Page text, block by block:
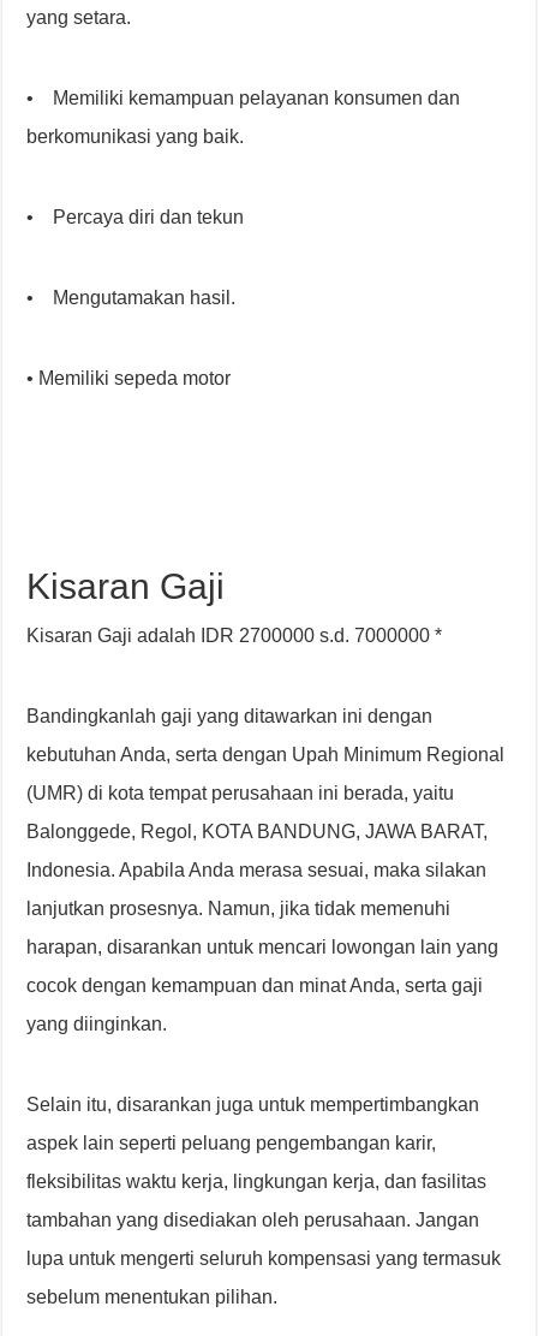
yang setara.
• Memiliki kemampuan pelayanan konsumen dan
berkomunikasi yang baik.
• Percaya diri dan tekun
• Mengutamakan hasil.
• Memiliki sepeda motor
Kisaran Gaji
Kisaran Gaji adalah IDR 2700000 s.d. 7000000 *
Bandingkanlah gaji yang ditawarkan ini dengan
kebutuhan Anda, serta dengan Upah Minimum Regional
(UMR) di kota tempat perusahaan ini berada, yaitu
Balonggede, Regol, KOTA BANDUNG, JAWA BARAT,
Indonesia. Apabila Anda merasa sesuai, maka silakan
lanjutkan prosesnya. Namun, jika tidak memenuhi
harapan, disarankan untuk mencari lowongan lain yang
cocok dengan kemampuan dan minat Anda, serta gaji
yang diinginkan.
Selain itu, disarankan juga untuk mempertimbangkan
aspek lain seperti peluang pengembangan karir,
fleksibilitas waktu kerja, lingkungan kerja, dan fasilitas
tambahan yang disediakan oleh perusahaan. Jangan
lupa untuk mengerti seluruh kompensasi yang termasuk
sebelum menentukan pilihan.